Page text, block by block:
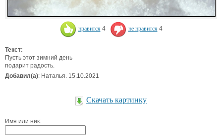
нравится 4 не нравится 4
Текст:
Пусть этот зимний день
подарит радость.
Добавил(а): Наталья. 15.10.2021
Скачать картинку
Имя или ник: